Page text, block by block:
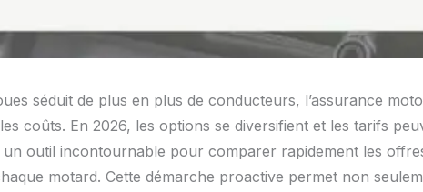
séduit de plus en plus de conducteurs, l’assurance
coûts. En 2026, les options se diversifient et les tarifs
un outil incontournable pour comparer rapidement les
motard. Cette démarche proactive permet non